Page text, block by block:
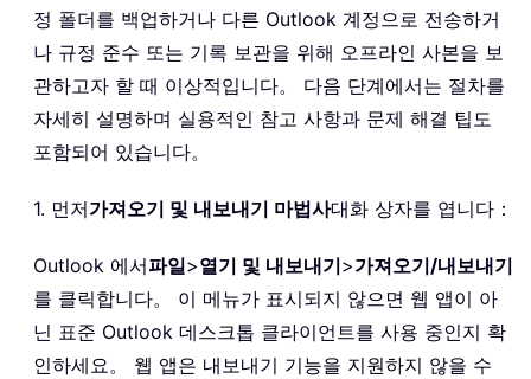
정 폴더를 백업하거나 다른 Outlook 계정으로 전송하거
나 규정 준수 또는 기록 보관을 위해 오프라인 사본을 보
관하고자 할 때 이상적입니다。 다음 단계에서는 절차를
자세히 설명하며 실용적인 참고 사항과 문제 해결 팁도
포함되어 있습니다。
1. 먼저가져오기 및 내보내기 마법사대화 상자를 엽니다：
Outlook 에서파일>열기 및 내보내기>가져오기/내보내기
를 클릭합니다。 이 메뉴가 표시되지 않으면 웹 앱이 아
닌 표준 Outlook 데스크톱 클라이언트를 사용 중인지 확
인하세요。 웹 앱은 내보내기 기능을 지원하지 않을 수